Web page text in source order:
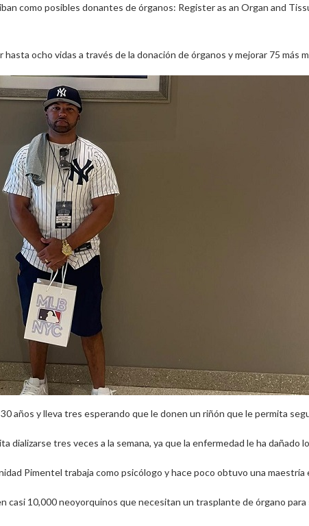
como posibles donantes de órganos: Register as an Organ and
hasta ocho vidas a través de la donación de órganos y mejorar 75 más
años y lleva tres esperando que le donen un riñón que le permita
dializarse tres veces a la semana, ya que la enfermedad le ha dañado
Pimentel trabaja como psicólogo y hace poco obtuvo una maestría
casi 10,000 neoyorquinos que necesitan un trasplante de órgano para